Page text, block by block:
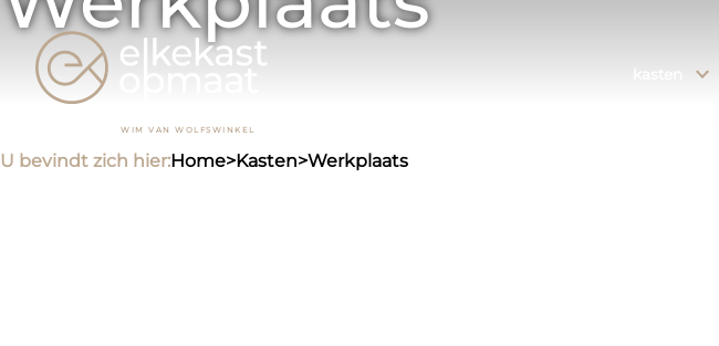
WIM VAN WOLFSWINKEL
U bevindt zich hier: home> kasten> werkplaats